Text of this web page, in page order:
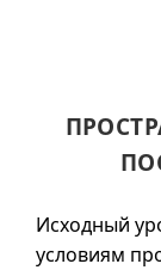
Исходный
условиям